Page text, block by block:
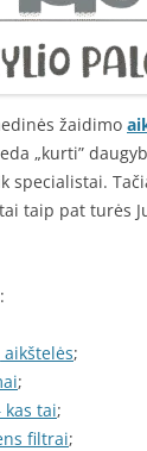
žaidimo
„kurti”
specialistai.
taip pat turės
;
;
kas tai;
filtrai;